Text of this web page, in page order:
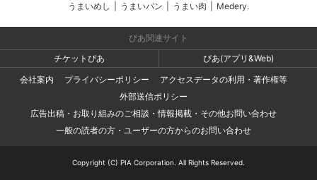
うまいめし
うまいパン うまい肉 Medery.
ぴあ関連サイト
チケットぴあ
ぴあ(アプリ&Web)
会社案内
プライバシーポリシー
アクセスデータの利用・著作権等
外部送信ポリシー
広告出稿・お取り組みのご相談・情報掲載・その他お問い合わせ
一般の読者の方・ユーザーの方からのお問い合わせ
Copyright (C) PIA Corporation. All Rights Reserved.